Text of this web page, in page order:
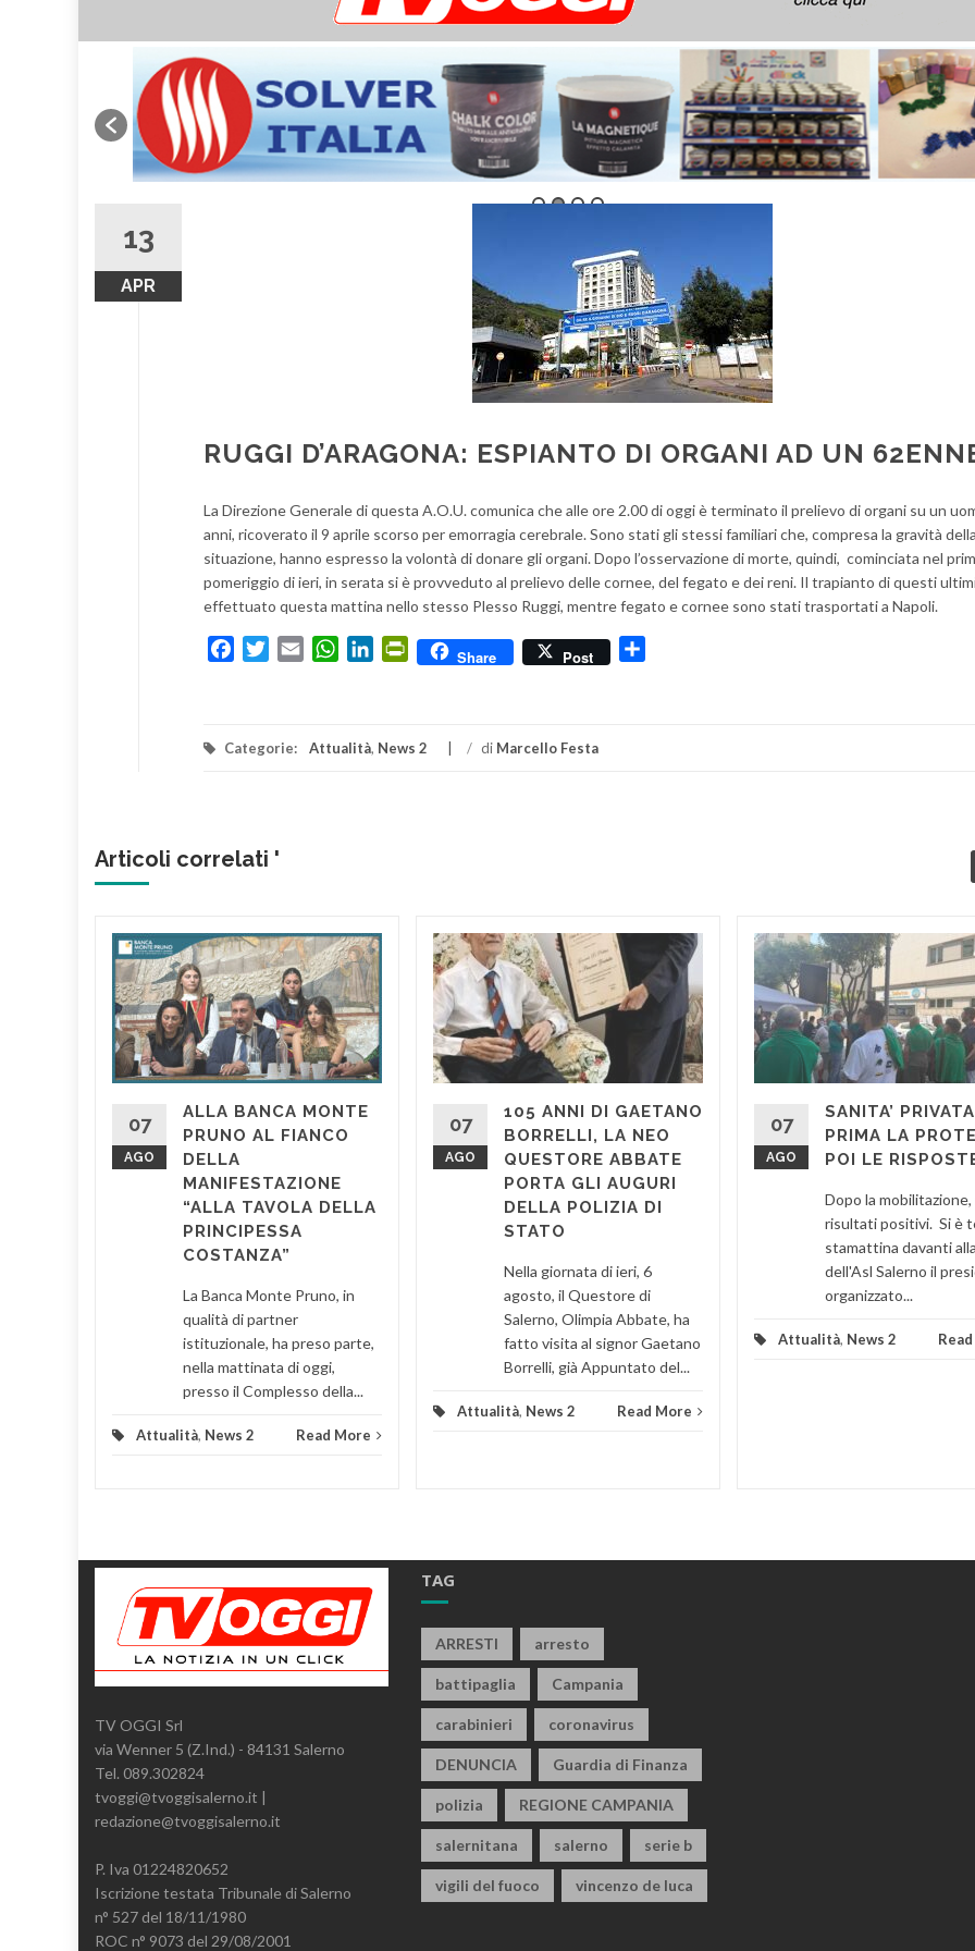
13
APR
RUGGI D’ARAGONA: ESPIANTO DI ORGANI AD UN
La Direzione Generale di questa A.O.U. comunica che alle ore 2.00 di oggi è terminato il prelievo di organi su un
anni, ricoverato il 9 aprile scorso per emorragia cerebrale. Sono stati gli stessi familiari che, compresa la gravità della
situazione, hanno espresso la volontà di donare gli organi. Dopo l’osservazione di morte, quindi, cominciata nel
pomeriggio di ieri, in serata si è provveduto al prelievo delle cornee, del fegato e dei reni. Il trapianto di questi
effettuato questa mattina nello stesso Plesso Ruggi, mentre fegato e cornee sono stati trasportati a Napoli.
FacebookTwitterEmail WhatsApp
LinkedInPrintFriendly
Share Post
Categorie: Attualità, News 2 / di Marcello Festa
Articoli correlati '
07
AGO
ALLA BANCA MONTE
PRUNO AL FIANCO
DELLA
MANIFESTAZIONE
“ALLA TAVOLA DELLA
PRINCIPESSA
COSTANZA”
La Banca Monte Pruno, in
qualità di partner
istituzionale, ha preso parte,
nella mattinata di oggi,
presso il Complesso della...
Attualità, News 2 Read More
07
AGO
105 ANNI DI GAETANO
BORRELLI, LA NEO
QUESTORE ABBATE
PORTA GLI AUGURI
DELLA POLIZIA DI
STATO
Nella giornata di ieri, 6
agosto, il Questore di
Salerno, Olimpia Abbate, ha
fatto visita al signor Gaetano
Borrelli, già Appuntato del...
Attualità, News 2 Read More
07
AGO
SANITA’
PRIMA LA
POI LE
Dopo la mobilitazione,
risultati positivi. Si è
stamattina davanti
dell'Asl Salerno il
organizzato...
Attualità, News 2
TV OGGI Srl
via Wenner 5 (Z.Ind.) - 84131 Salerno
Tel. 089.302824
tvoggi@tvoggisalerno.it |
redazione@tvoggisalerno.it
P. Iva 01224820652
Iscrizione testata Tribunale di Salerno
n° 527 del 18/11/1980
ROC n° 9073 del 29/08/2001
TAG
ARRESTI arresto
battipaglia Campania
carabinieri coronavirus
DENUNCIA Guardia di Finanza
polizia REGIONE CAMPANIA
salernitana salerno serie b
vigili del fuoco vincenzo de luca